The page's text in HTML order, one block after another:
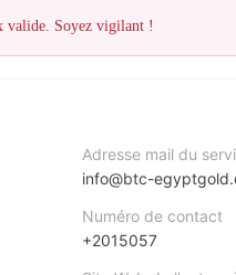
valide. Soyez vigilant !
Adresse mail du
info@btc-
Numéro de contact
+2015057